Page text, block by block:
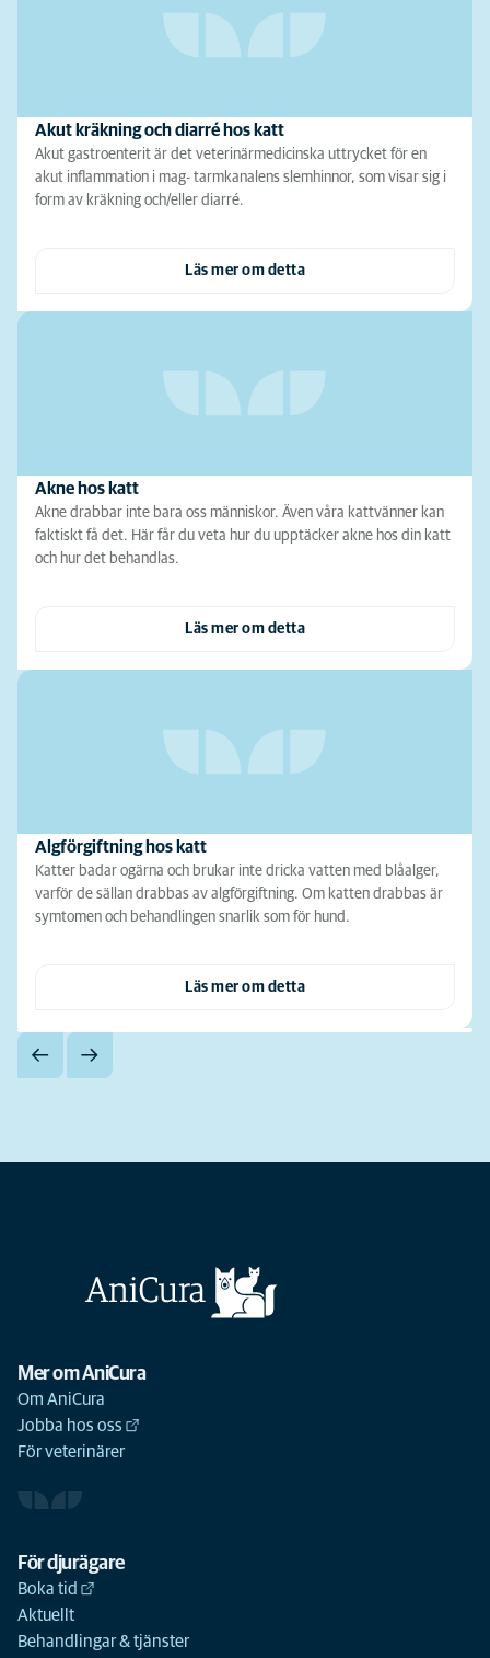
Akut kräkning och diarré hos katt
Akut gastroenterit är det veterinärmedicinska uttrycket för en
akut inflammation i mag- tarmkanalens slemhinnor, som visar sig i
form av kräkning och/eller diarré.
Läs mer om detta
Akne hos katt
Akne drabbar inte bara oss människor. Även våra kattvänner kan
faktiskt få det. Här får du veta hur du upptäcker akne hos din katt
och hur det behandlas.
Läs mer om detta
Algförgiftning hos katt
Katter badar ogärna och brukar inte dricka vatten med blåalger,
varför de sällan drabbas av algförgiftning. Om katten drabbas är
symtomen och behandlingen snarlik som för hund.
Läs mer om detta
Mer om AniCura
Om AniCura
Jobba hos oss
För veterinärer
För djurägare
Boka tid
Aktuellt
Behandlingar & tjänster